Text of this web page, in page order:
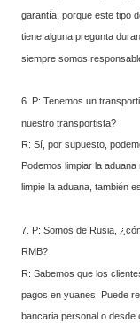
garantía, porque este tipo
tiene alguna pregunta
siempre somos
6. P: Tenemos un
nuestro transportista?
R: Sí, por supuesto,
Podemos limpiar la
limpie la aduana, también
7. P: Somos de Rusia,
RMB?
R: Sabemos que los
pagos en yuanes. Puede
bancaria personal o desde